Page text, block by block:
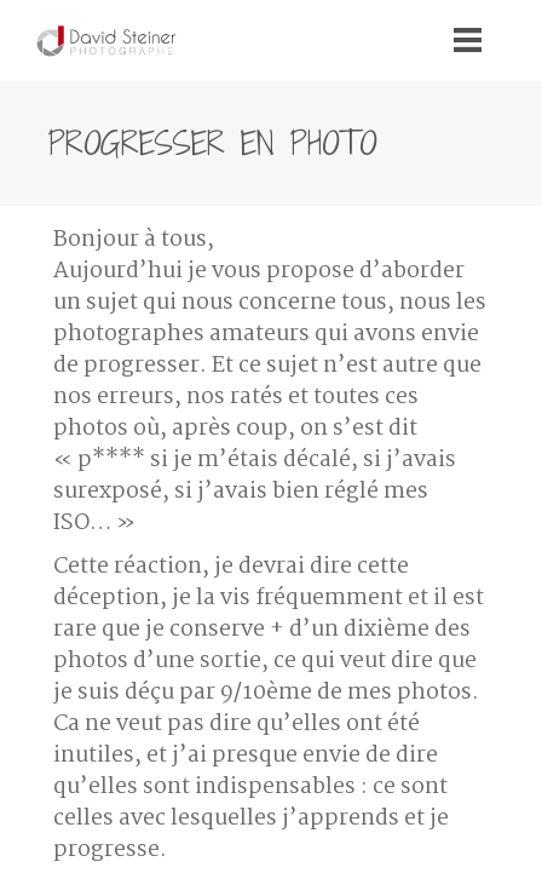
PROGRESSER EN PHOTO
Bonjour à tous,
Aujourd’hui je vous propose d’aborder
un sujet qui nous concerne tous, nous les
photographes amateurs qui avons envie
de progresser. Et ce sujet n’est autre que
nos erreurs, nos ratés et toutes ces
photos où, après coup, on s’est dit
« p**** si je m’étais décalé, si j’avais
surexposé, si j’avais bien réglé mes
ISO… »
Cette réaction, je devrai dire cette
déception, je la vis fréquemment et il est
rare que je conserve + d’un dixième des
photos d’une sortie, ce qui veut dire que
je suis déçu par 9/10ème de mes photos.
Ca ne veut pas dire qu’elles ont été
inutiles, et j’ai presque envie de dire
qu’elles sont indispensables : ce sont
celles avec lesquelles j’apprends et je
progresse.